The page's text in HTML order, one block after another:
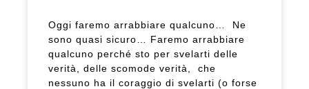
Oggi faremo arrabbiare qualcuno… Ne
sono quasi sicuro… Faremo arrabbiare
qualcuno perché sto per svelarti delle
verità, delle scomode verità, che
nessuno ha il coraggio di svelarti (o forse